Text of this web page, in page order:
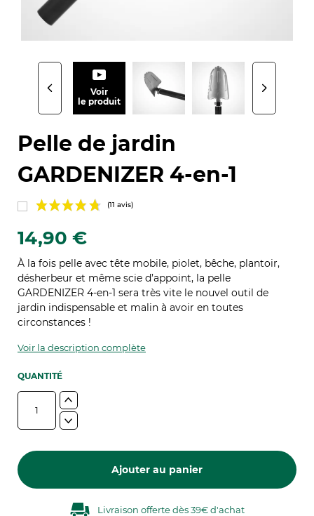
Voir
le produit
Pelle de jardin
GARDENIZER 4-en-1
(11 avis)
14,90 €
À la fois pelle avec tête mobile, piolet, bêche, plantoir,
désherbeur et même scie d’appoint, la pelle
GARDENIZER 4-en-1 sera très vite le nouvel outil de
jardin indispensable et malin à avoir en toutes
circonstances !
Voir la description complète
QUANTITÉ
Ajouter au panier
Livraison offerte dès 39€ d'achat